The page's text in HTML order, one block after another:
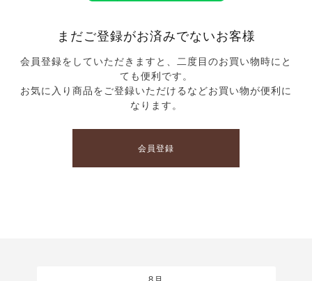
まだご登録がお済みでないお客様
会員登録をしていただきますと、二度目のお買い物時にと
ても便利です。
お気に入り商品をご登録いただけるなどお買い物が便利に
なります。
会員登録